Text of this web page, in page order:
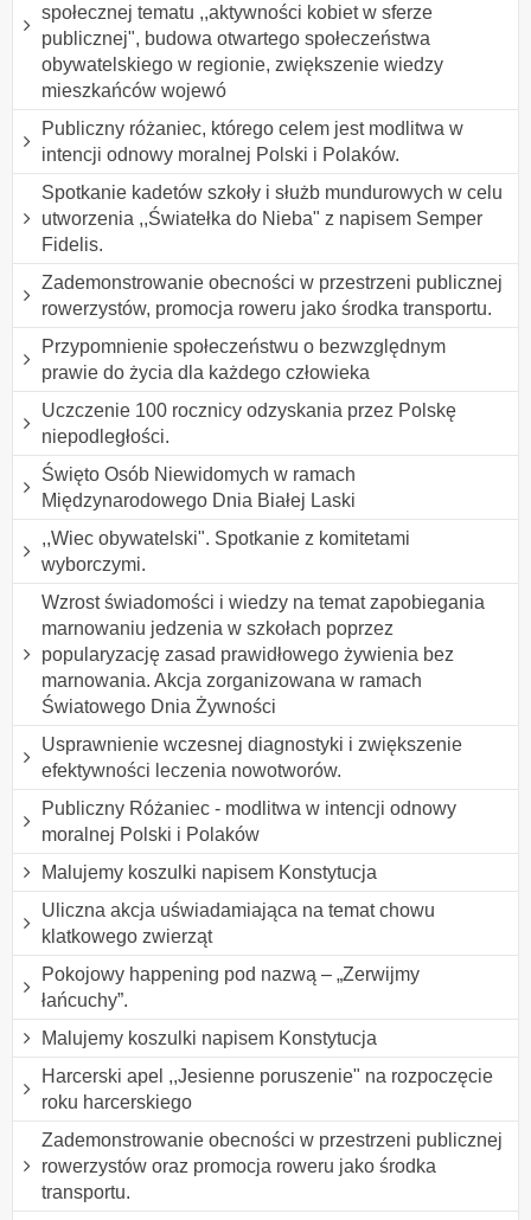
społecznej tematu ,,aktywności kobiet w sferze
publicznej", budowa otwartego społeczeństwa
obywatelskiego w regionie, zwiększenie wiedzy
mieszkańców wojewó
Publiczny różaniec, którego celem jest modlitwa w
intencji odnowy moralnej Polski i Polaków.
Spotkanie kadetów szkoły i służb mundurowych w celu
utworzenia ,,Światełka do Nieba" z napisem Semper
Fidelis.
Zademonstrowanie obecności w przestrzeni publicznej
rowerzystów, promocja roweru jako środka transportu.
Przypomnienie społeczeństwu o bezwzględnym
prawie do życia dla każdego człowieka
Uczczenie 100 rocznicy odzyskania przez Polskę
niepodległości.
Święto Osób Niewidomych w ramach
Międzynarodowego Dnia Białej Laski
,,Wiec obywatelski". Spotkanie z komitetami
wyborczymi.
Wzrost świadomości i wiedzy na temat zapobiegania
marnowaniu jedzenia w szkołach poprzez
popularyzację zasad prawidłowego żywienia bez
marnowania. Akcja zorganizowana w ramach
Światowego Dnia Żywności
Usprawnienie wczesnej diagnostyki i zwiększenie
efektywności leczenia nowotworów.
Publiczny Różaniec - modlitwa w intencji odnowy
moralnej Polski i Polaków
Malujemy koszulki napisem Konstytucja
Uliczna akcja uświadamiająca na temat chowu
klatkowego zwierząt
Pokojowy happening pod nazwą – „Zerwijmy
łańcuchy”.
Malujemy koszulki napisem Konstytucja
Harcerski apel ,,Jesienne poruszenie" na rozpoczęcie
roku harcerskiego
Zademonstrowanie obecności w przestrzeni publicznej
rowerzystów oraz promocja roweru jako środka
transportu.